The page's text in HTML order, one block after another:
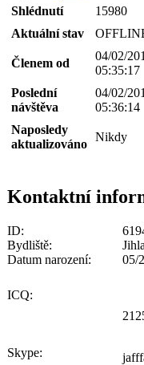
Shlédnutí
15980
Aktuální stav
Členem od
04/02/
05:35:17
Poslední
návštěva
04/02/
05:36:14
Naposledy
aktualizováno
Nikdy
Kontaktní
ID:
Bydliště:
Datum narození:
05/
ICQ:
Skype: